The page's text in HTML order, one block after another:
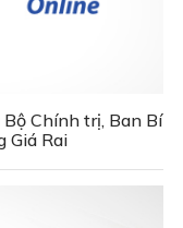
Chính trị, Ban Bí
Giá Rai